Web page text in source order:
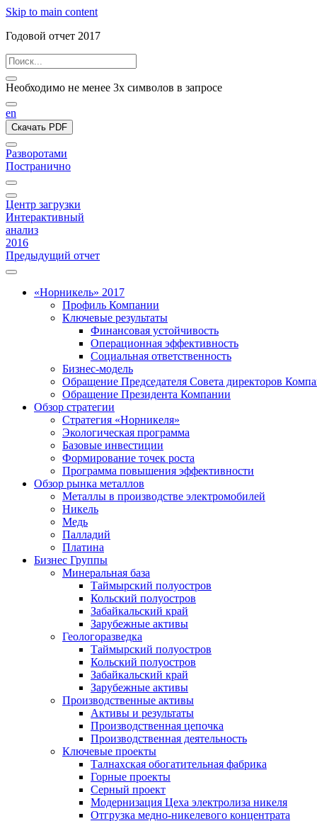
Skip to main content
Годовой отчет 2017
Необходимо не менее 3х символов в запросе
en
Скачать PDF
Разворотами
Постранично
Центр загрузки
Интерактивный
анализ
2016
Предыдущий отчет
«Норникель» 2017
Профиль Компании
Ключевые результаты
Финансовая устойчивость
Операционная эффективность
Социальная ответственность
Бизнес-модель
Обращение Председателя Совета директоров
Обращение Президента Компании
Обзор стратегии
Стратегия «Норникеля»
Экологическая программа
Базовые инвестиции
Формирование точек роста
Программа повышения эффективности
Обзор рынка металлов
Металлы в производстве электромобилей
Никель
Медь
Палладий
Платина
Бизнес Группы
Минеральная база
Таймырский полуостров
Кольский полуостров
Забайкальский край
Зарубежные активы
Геологоразведка
Таймырский полуостров
Кольский полуостров
Забайкальский край
Зарубежные активы
Производственные активы
Активы и результаты
Производственная цепочка
Производственная деятельность
Ключевые проекты
Талнахская обогатительная фабрика
Горные проекты
Серный проект
Модернизация Цеха электролиза никеля
Отгрузка медно-никелевого концентрата